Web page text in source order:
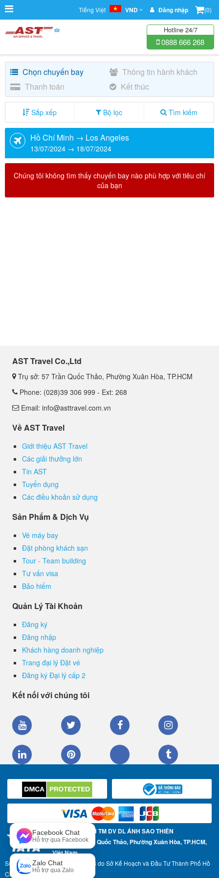
Tiếng Việt VND Đăng nhập (0)
Hotline 24/7
0888 666 268
Chọn chuyến bay
Thông tin hành khách
Thanh toán
Kết thúc
Sắp xếp Bộ lọc Tìm kiếm
Hồ Chí Minh → Los Angeles
13/07/2024 → 18/07/2024
Chúng tôi không tìm thấy chuyến bay nào phù hợp với tiêu chí
của bạn
AST Travel Co.,Ltd
Trụ sở: 57 Trần Quốc Thảo, Phường Xuân Hòa, TP.HCM
Phone: (028)39 306 999 - Ext: 268
Email: info@asttravel.com.vn
Về AST Travel
Giới thiệu AST Travel
Các giải thưởng lớn
Tin AST
Tuyển dụng
Các điều khoản sử dụng
Sản Phẩm & Dịch Vụ
Vé máy bay
Đặt phòng khách sạn
Tour - Team building
Tư vấn visa
Bảo hiểm
Quản Lý Tài Khoản
Đăng ký
Đăng nhập
Khách hàng doanh nghiệp
Trang đại lý Đặt vé
Đăng ký Đại lý cấp 2
Kết nối với chúng tôi
CÔNG TY TNHH TM DV DL ÁNH SAO THIÊN
Địa chỉ: 57 Trần Quốc Thảo, Phường Xuân Hòa, TP.HCM,
Việt Nam
Số Giấy phép ĐKKD: 0304967783 do Sở Kế Hoạch và Đầu Tư Thành Phố Hồ
Chí Minh cấp ngày 17-05-2007
Facebook Chat
Hỗ trợ qua Facebook
Zalo Chat
Hỗ trợ qua Zalo